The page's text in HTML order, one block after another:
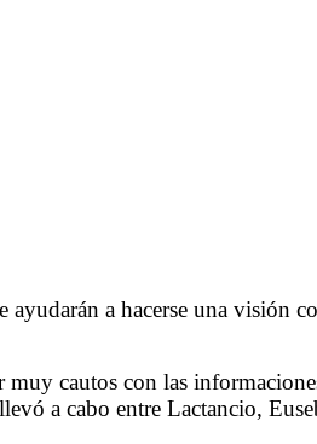
a hacerse una visión
muy cautos con las
a cabo entre Lactancio,